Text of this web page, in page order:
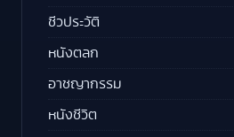
ชีวประวัติ
หนังตลก
อาชญากรรม
หนังชีวิต